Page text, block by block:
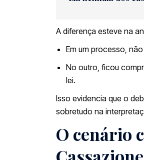
A diferença esteve na
Em um processo,
No outro, ficou
lei.
Isso evidencia que o
sobretudo na
O cenário